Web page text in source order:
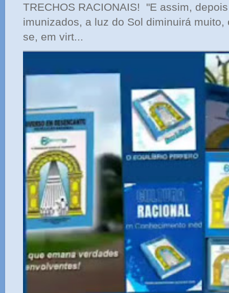
TRECHOS RACIONAIS! "E assim,
imunizados, a luz do Sol diminuirá
se, em virt...